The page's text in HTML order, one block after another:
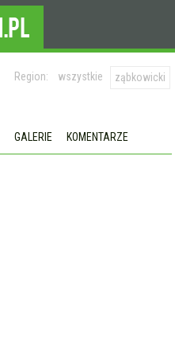
Region: wszystkie ząbkowicki
GALERIE KOMENTARZE